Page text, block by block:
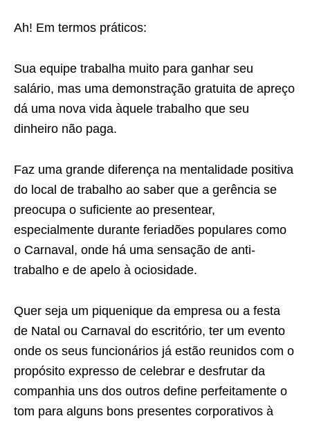
Ah! Em termos práticos:
Sua equipe trabalha muito para ganhar seu
salário, mas uma demonstração gratuita de apreço
dá uma nova vida àquele trabalho que seu
dinheiro não paga.
Faz uma grande diferença na mentalidade positiva
do local de trabalho ao saber que a gerência se
preocupa o suficiente ao presentear,
especialmente durante feriadões populares como
o Carnaval, onde há uma sensação de anti-
trabalho e de apelo à ociosidade.
Quer seja um piquenique da empresa ou a festa
de Natal ou Carnaval do escritório, ter um evento
onde os seus funcionários já estão reunidos com o
propósito expresso de celebrar e desfrutar da
companhia uns dos outros define perfeitamente o
tom para alguns bons presentes corporativos à